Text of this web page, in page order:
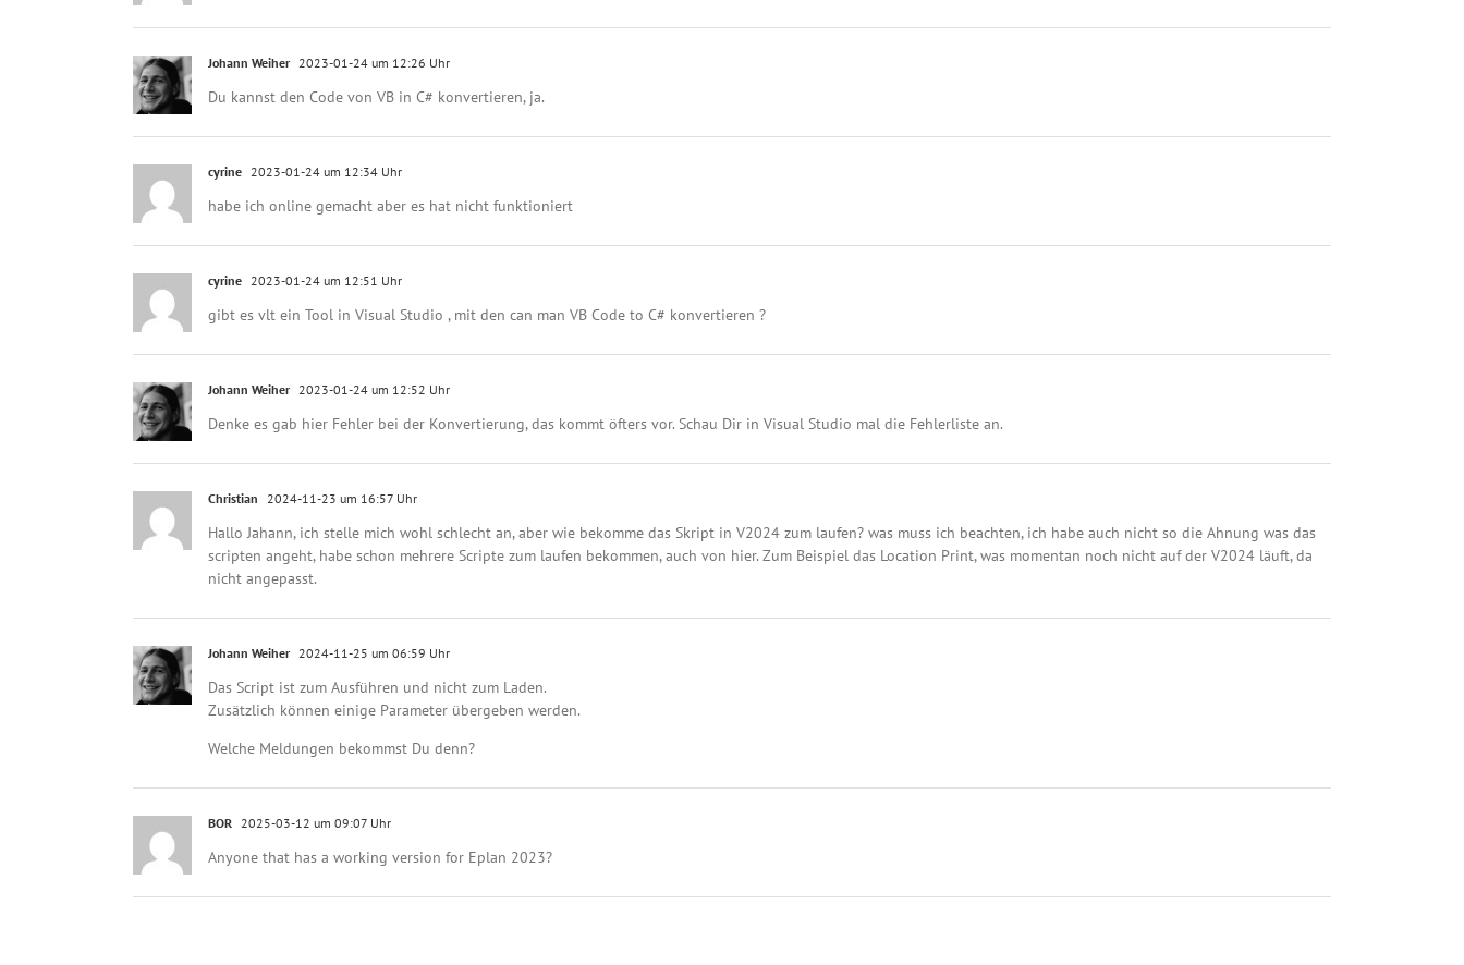
Johann Weiher 2023-01-24 um 12:26 Uhr
Du kannst den Code von VB in C# konvertieren, ja.
cyrine 2023-01-24 um 12:34 Uhr
habe ich online gemacht aber es hat nicht funktioniert
cyrine 2023-01-24 um 12:51 Uhr
gibt es vlt ein Tool in Visual Studio , mit den can man VB Code to C# konvertieren ?
Johann Weiher 2023-01-24 um 12:52 Uhr
Denke es gab hier Fehler bei der Konvertierung, das kommt öfters vor. Schau Dir in Visual Studio mal die Fehlerliste an.
Christian 2024-11-23 um 16:57 Uhr
Hallo Jahann, ich stelle mich wohl schlecht an, aber wie bekomme das Skript in V2024 zum laufen? was muss ich beachten, ich habe auch nicht so die Ahnung was das
scripten angeht, habe schon mehrere Scripte zum laufen bekommen, auch von hier. Zum Beispiel das Location Print, was momentan noch nicht auf der V2024 läuft, da
nicht angepasst.
Johann Weiher 2024-11-25 um 06:59 Uhr
Das Script ist zum Ausführen und nicht zum Laden.
Zusätzlich können einige Parameter übergeben werden.
Welche Meldungen bekommst Du denn?
BOR 2025-03-12 um 09:07 Uhr
Anyone that has a working version for Eplan 2023?